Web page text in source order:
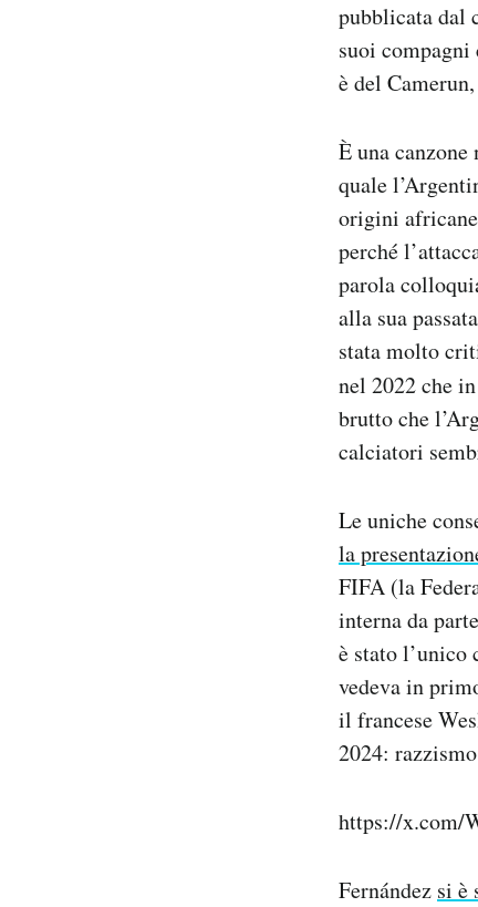
pubblicata dal
suoi
è del
È una
quale
origini
perché
parola
alla sua
stata molto
nel 2022 che
brutto che
calciatori
Le uniche
la
FIFA (la
interna da
è stato l’unico
vedeva in
il francese
2024:
https://x.com/
Fernández si è